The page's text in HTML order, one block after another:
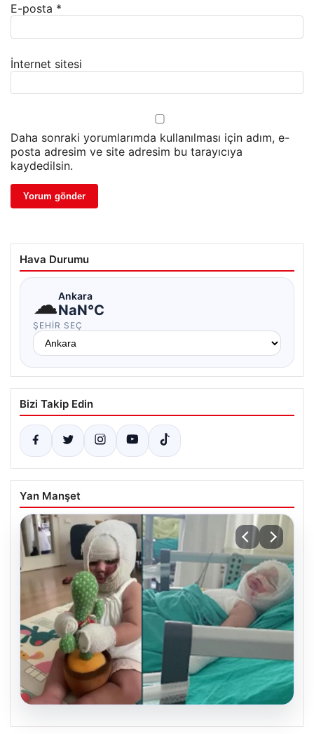
E-posta *
İnternet sitesi
Daha sonraki yorumlarımda kullanılması için adım, e-
posta adresim ve site adresim bu tarayıcıya
kaydedilsin.
Hava Durumu
☁Ankara
NaN°C
ŞEHIR SEÇ
Bizi Takip Edin
Yan Manşet